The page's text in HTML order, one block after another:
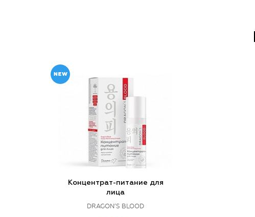
Концентрат-питание для
лица
DRAGON’S BLOOD